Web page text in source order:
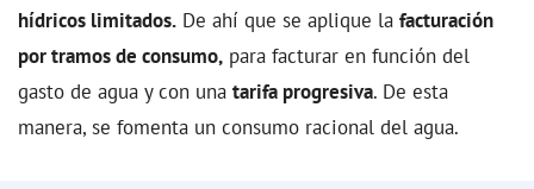
hídricos limitados. De ahí que se aplique la facturación
por tramos de consumo, para facturar en función del
gasto de agua y con una tarifa progresiva. De esta
manera, se fomenta un consumo racional del agua.